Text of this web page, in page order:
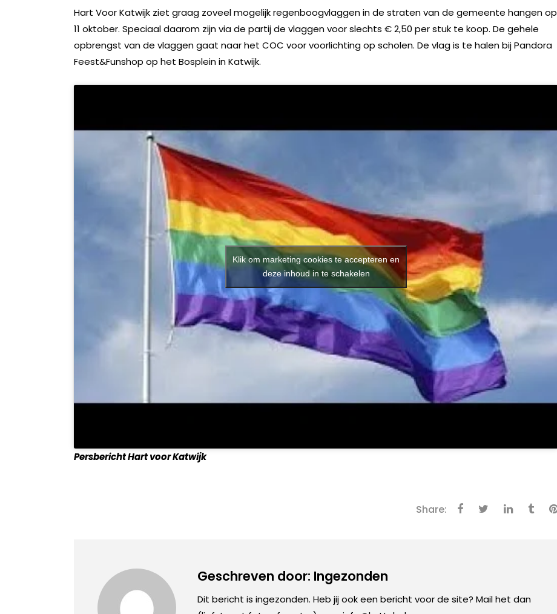
Hart Voor Katwijk ziet graag zoveel mogelijk regenboogvlaggen in de straten van de gemeente hangen op
11 oktober. Speciaal daarom zijn via de partij de vlaggen voor slechts € 2,50 per stuk te koop. De gehele
opbrengst van de vlaggen gaat naar het COC voor voorlichting op scholen. De vlag is te halen bij Pandora
Feest&Funshop op het Bosplein in Katwijk.
Klik om marketing cookies te accepteren en
deze inhoud in te schakelen
Persbericht Hart voor Katwijk
Share:
Geschreven door: Ingezonden
Dit bericht is ingezonden. Heb jij ook een bericht voor de site? Mail het dan